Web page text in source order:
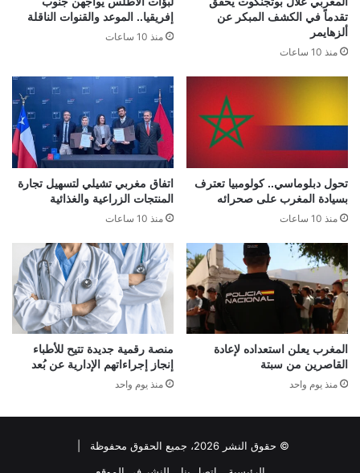
تقدماً في الكشف المبكر عن
ألزهايمر
منذ 10 ساعات
إفريقيا.. الموعد والقنوات الناقلة
منذ 10 ساعات
تحول دبلوماسي.. كولومبيا تعترف
بسيادة المغرب على صحرائه
منذ 10 ساعات
اتفاق مغربي تشيلي لتسهيل تجارة
المنتجات الزراعية والغذائية
منذ 10 ساعات
المغرب يعلن استعداده لإعادة
القاصرين من سبتة
منذ يوم واحد
منصة رقمية جديدة تتيح للأطباء
إنجاز إجراءاتهم الإدارية عن بُعد
منذ يوم واحد
© حقوق النشر 2026، جميع الحقوق محفوظة |